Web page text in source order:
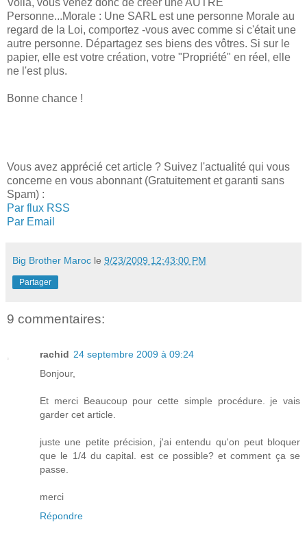
Voilà, vous venez donc de créer une AUTRE
Personne...Morale : Une SARL est une personne Morale au
regard de la Loi, comportez -vous avec comme si c'était une
autre personne. Départagez ses biens des vôtres. Si sur le
papier, elle est votre création, votre "Propriété" en réel, elle
ne l'est plus.
Bonne chance !
Vous avez apprécié cet article ? Suivez l'actualité qui vous
concerne en vous abonnant (Gratuitement et garanti sans
Spam) :
Par flux RSS
Par Email
Big Brother Maroc le 9/23/2009 12:43:00 PM
Partager
9 commentaires:
rachid 24 septembre 2009 à 09:24
Bonjour,
Et merci Beaucoup pour cette simple procédure. je vais
garder cet article.
juste une petite précision, j'ai entendu qu'on peut bloquer
que le 1/4 du capital. est ce possible? et comment ça se
passe.
merci
Répondre